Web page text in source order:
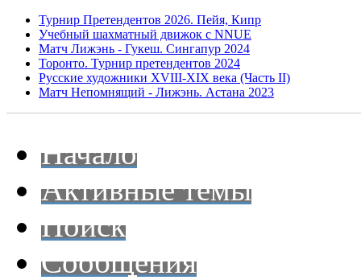
Турнир Претендентов 2026. Пейя, Кипр
Учебный шахматный движок с NNUE
Матч Лижэнь - Гукеш. Сингапур 2024
Торонто. Турнир претендентов 2024
Русские художники XVIII-XIX века (Часть II)
Матч Непомнящий - Лижэнь. Астана 2023
Начало
Активные темы
Поиск
Сообщения